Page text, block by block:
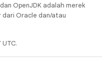
OpenJDK adalah merek
Oracle dan/atau